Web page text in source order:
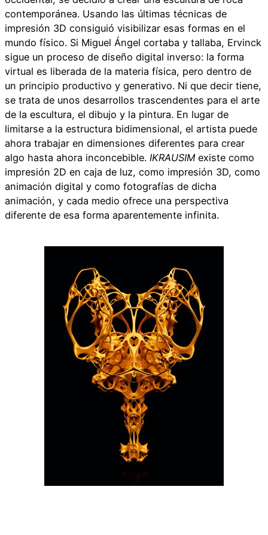
contemporánea. Usando las últimas técnicas de
impresión 3D consiguió visibilizar esas formas en el
mundo físico. Si Miguel Ángel cortaba y tallaba, Ervinck
sigue un proceso de diseño digital inverso: la forma
virtual es liberada de la materia física, pero dentro de
un principio productivo y generativo. Ni que decir tiene,
se trata de unos desarrollos trascendentes para el arte
de la escultura, el dibujo y la pintura. En lugar de
limitarse a la estructura bidimensional, el artista puede
ahora trabajar en dimensiones diferentes para crear
algo hasta ahora inconcebible. IKRAUSIM existe como
impresión 2D en caja de luz, como impresión 3D, como
animación digital y como fotografías de dicha
animación, y cada medio ofrece una perspectiva
diferente de esa forma aparentemente infinita.